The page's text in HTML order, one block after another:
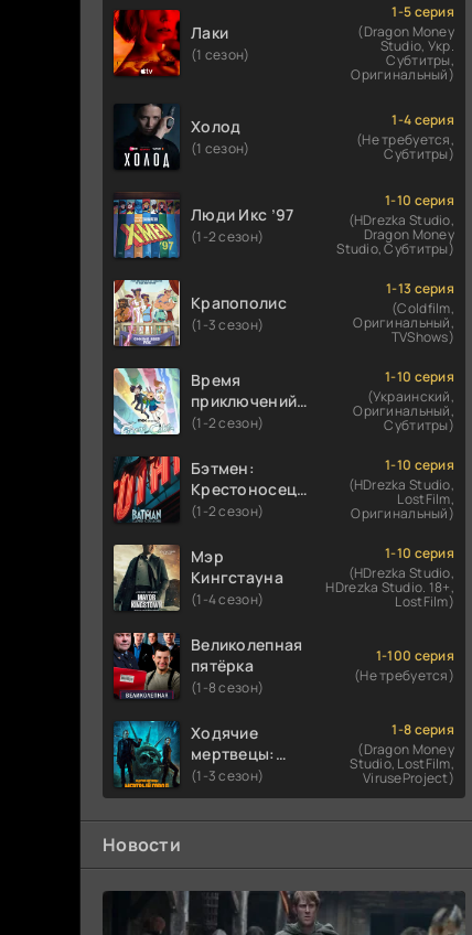
Лаки
(1 сезон)
1-5 серия
(Dragon Money
Studio, Укр.
Субтитры,
Оригинальный)
Холод
(1 сезон)
1-4 серия
(Не требуется,
Субтитры)
Люди Икс ’97
(1-2 сезон)
1-10 серия
(HDrezka Studio,
Dragon Money
Studio, Субтитры)
Крапополис
(1-3 сезон)
1-13 серия
(Coldfilm,
Оригинальный,
TVShows)
Время
приключений:
Фионна и Кейк
(1-2 сезон)
1-10 серия
(Украинский,
Оригинальный,
Субтитры)
Бэтмен:
Крестоносец в
плаще
(1-2 сезон)
1-10 серия
(HDrezka Studio,
LostFilm,
Оригинальный)
Мэр
Кингстауна
(1-4 сезон)
1-10 серия
(HDrezka Studio,
HDrezka Studio. 18+,
LostFilm)
Великолепная
пятёрка
(1-8 сезон)
1-100 серия
(Не требуется)
Ходячие
мертвецы:
Мертвый
город
(1-3 сезон)
1-8 серия
(Dragon Money
Studio, LostFilm,
ViruseProject)
Новости